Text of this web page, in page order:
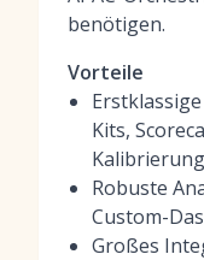
benötigen.
Vorteile
Kits,
Kalibrierung
Robuste
Custom-
Großes